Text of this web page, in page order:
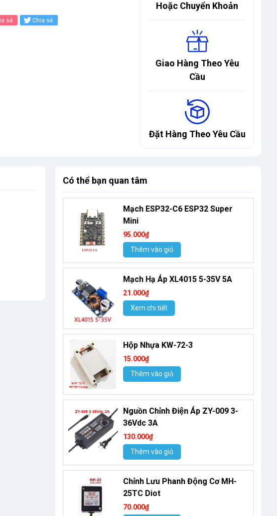
sẻ Chia sẻ
Hoặc Chuyển Khoản
Giao Hàng Theo Yêu
Cầu
Đặt Hàng Theo Yêu Cầu
Có thể bạn quan tâm
Mạch ESP32-C6 ESP32 Super
Mini
95.000₫
Thêm vào giỏ
Mạch Hạ Áp XL4015 5-35V 5A
21.000₫
Xem chi tiết
Hộp Nhựa KW-72-3
15.000₫
Thêm vào giỏ
Nguồn Chỉnh Điện Áp ZY-009 3-
36Vdc 3A
130.000₫
Thêm vào giỏ
Chỉnh Lưu Phanh Động Cơ MH-
25TC Diot
70.000₫